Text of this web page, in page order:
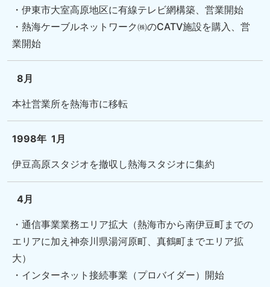
・伊東市大室高原地区に有線テレビ網構築、営業開始
・熱海ケーブルネットワーク㈱のCATV施設を購入、営
業開始
8月
本社営業所を熱海市に移転
1998年 1月
伊豆高原スタジオを撤収し熱海スタジオに集約
4月
・通信事業業務エリア拡大（熱海市から南伊豆町までの
エリアに加え神奈川県湯河原町、真鶴町までエリア拡
大）
・インターネット接続事業（プロバイダー）開始